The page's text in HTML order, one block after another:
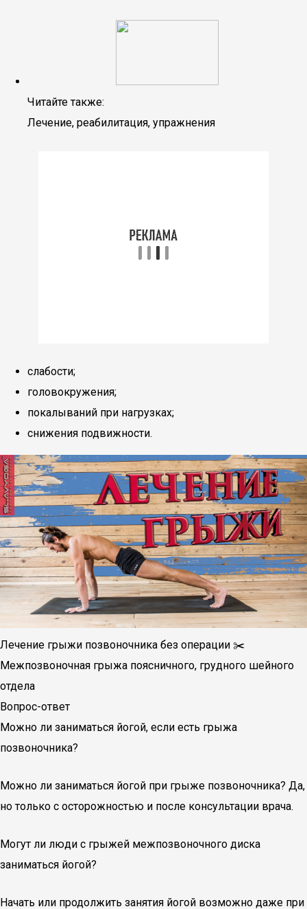
Читайте также:
Лечение, реабилитация, упражнения
слабости;
головокружения;
покалываний при нагрузках;
снижения подвижности.
Лечение грыжи позвоночника без операции ✂️
Межпозвоночная грыжа поясничного, грудного шейного
отдела
Вопрос-ответ
Можно ли заниматься йогой, если есть грыжа
позвоночника?
Можно ли заниматься йогой при грыже позвоночника? Да,
но только с осторожностью и после консультации врача.
Могут ли люди с грыжей межпозвоночного диска
заниматься йогой?
Начать или продолжить занятия йогой возможно даже при